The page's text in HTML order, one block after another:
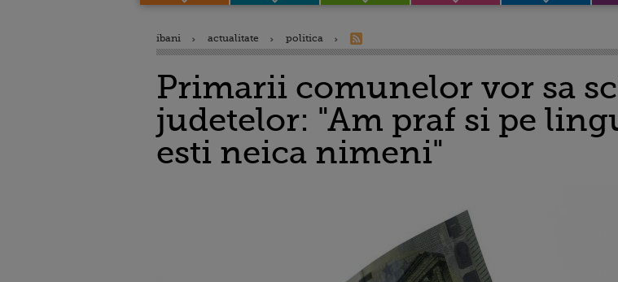
ibani actualitate politica
Primarii comunelor vor sa
judetelor: "Am praf si pe
esti neica nimeni"